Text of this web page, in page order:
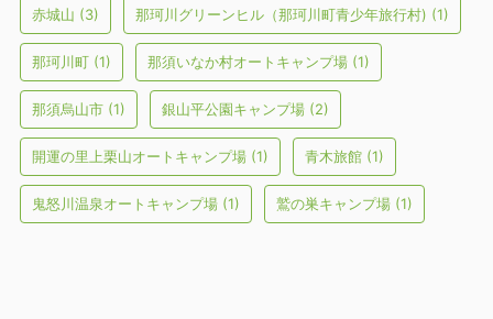
赤城山 (3) 那珂川グリーンヒル（那珂川町青少年旅行村) (1)
那珂川町 (1) 那須いなか村オートキャンプ場 (1)
那須烏山市 (1) 銀山平公園キャンプ場 (2)
開運の里上栗山オートキャンプ場 (1) 青木旅館 (1)
鬼怒川温泉オートキャンプ場 (1) 鷲の巣キャンプ場 (1)